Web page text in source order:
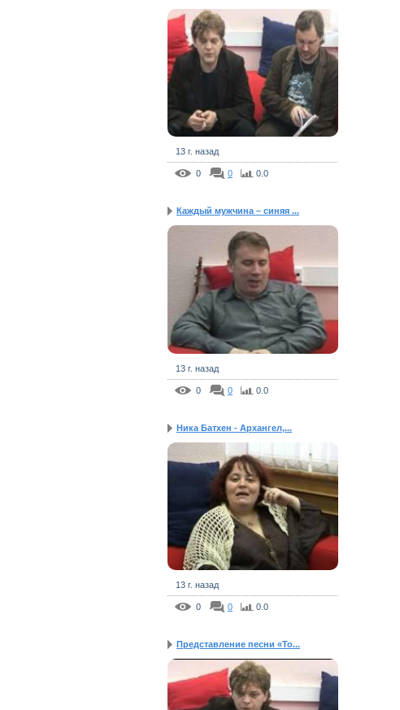
13 г. назад
0 0 0.0
Каждый мужчина – синяя ...
13 г. назад
0 0 0.0
Ника Батхен - Архангел,...
13 г. назад
0 0 0.0
Представление песни «То...